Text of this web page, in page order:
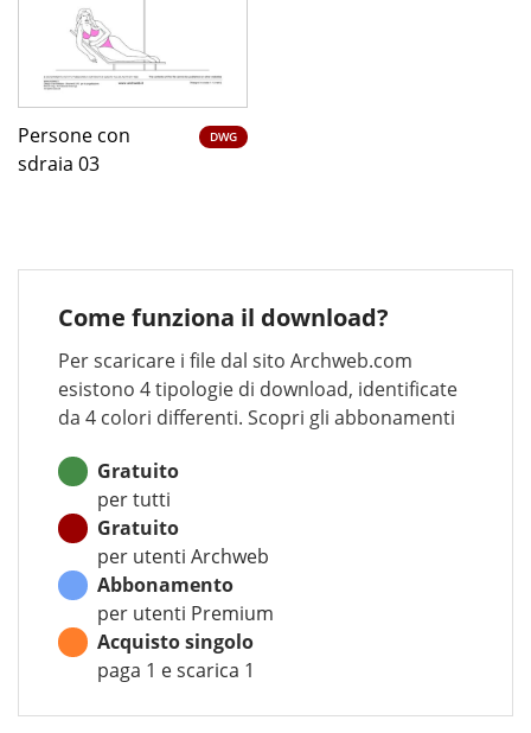
Persone con
sdraia 03
DWG
Come funziona il download?
Per scaricare i file dal sito Archweb.com
esistono 4 tipologie di download, identificate
da 4 colori differenti. Scopri gli abbonamenti
Gratuito
per tutti
Gratuito
per utenti Archweb
Abbonamento
per utenti Premium
Acquisto singolo
paga 1 e scarica 1